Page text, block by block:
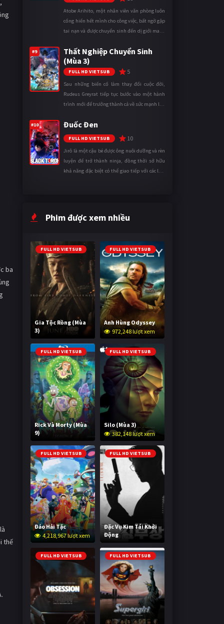
ba
thế
Atobe Arihito, một nhân viên văn phòng luôn
cống hiến hết mình cho công việc, bất ngờ gặp
tai nạn và được chuyển sinh đến dị giới mang
thành một mạo hiểm gi ...
#9
Thất Nghiệp Chuyển Sinh
(Mùa 3)
FULL HD VIETSUB 5
Sau những biến cố làm thay đổi cuộc đời,
Rudeus Greyrat tiếp tục bước vào một hành
trình mới để trưởng thành cả về sức mạnh lẫn
ngày càng khắc nghiệt, anh ...
#10 Đuốc Đen
FULL HD VIETSUB 10
Jirô là một cậu bé được ông nuôi dưỡng và rèn
luyện để trở thành ninja, đồng thời sở hữu
khả năng đặc biệt có thể giao tiếp với các loài
Phim được xem nhiều
FULL HD VIETSUB
Gia Tộc Rồng (Mùa
3)
2,038,860 lượt xem
FULL HD VIETSUB
Anh Hùng Odyssey
972,248 lượt xem
FULL HD VIETSUB
Rick Và Morty (Mùa
9)
3,006,003 lượt xem
FULL HD VIETSUB
Silo (Mùa 3)
382,148 lượt xem
FULL HD VIETSUB
Đảo Hải Tặc
4,218,967 lượt xem
FULL HD VIETSUB
Đặc Vụ Kim Tái Khởi
Động
604,943 lượt xem
FULL HD VIETSUB FULL HD VIETSUB